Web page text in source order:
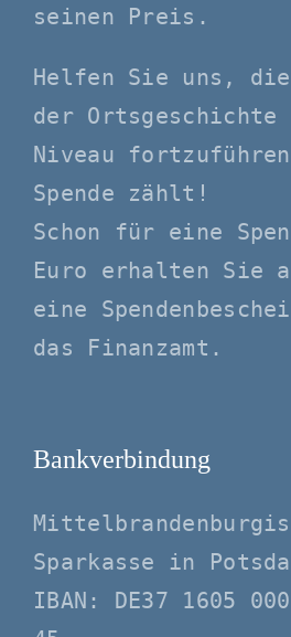
seinen Preis.
Helfen Sie uns, die
der Ortsgeschichte
Niveau
Spende zählt!
Schon für eine
Euro erhalten Sie
eine
das Finanzamt.
Bankverbindung
Sparkasse in
IBAN: DE37 1605